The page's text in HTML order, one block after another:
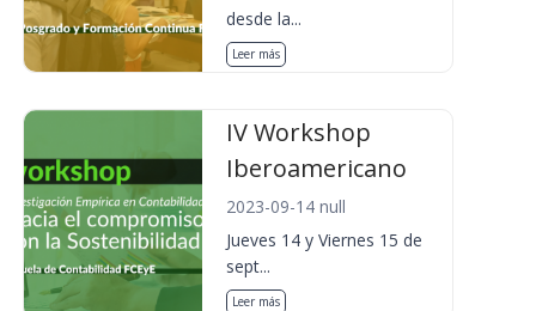
desde la...
Leer más
IV Workshop
Iberoamericano
2023-09-14 null
Jueves 14 y Viernes 15 de
sept...
Leer más